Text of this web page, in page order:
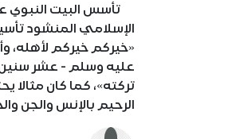
تأسس البيت النبوي
الإسلامي المنشود
«خيركم خيركم لأهله،
عليه وسلم - عشر سنين
تركته»، كما كان
الرحيم بالإنس والجن